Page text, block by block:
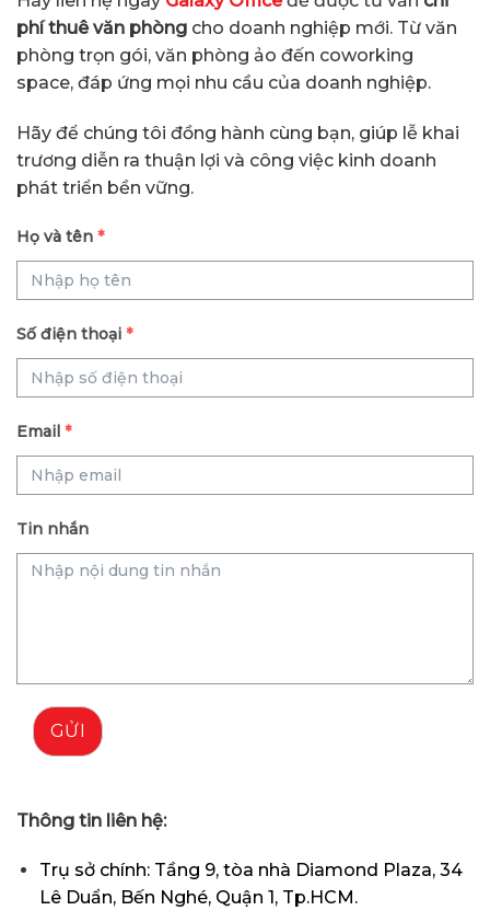
phí thuê văn phòng cho doanh nghiệp mới. Từ văn
phòng trọn gói, văn phòng ảo đến coworking
space, đáp ứng mọi nhu cầu của doanh nghiệp.
Hãy để chúng tôi đồng hành cùng bạn, giúp lễ khai
trương diễn ra thuận lợi và công việc kinh doanh
phát triển bền vững.
Họ và tên *
Số điện thoại *
Email *
Tin nhắn
GỬI
Thông tin liên hệ:
Trụ sở chính: Tầng 9, tòa nhà Diamond Plaza, 34
Lê Duẩn, Bến Nghé, Quận 1, Tp.HCM.